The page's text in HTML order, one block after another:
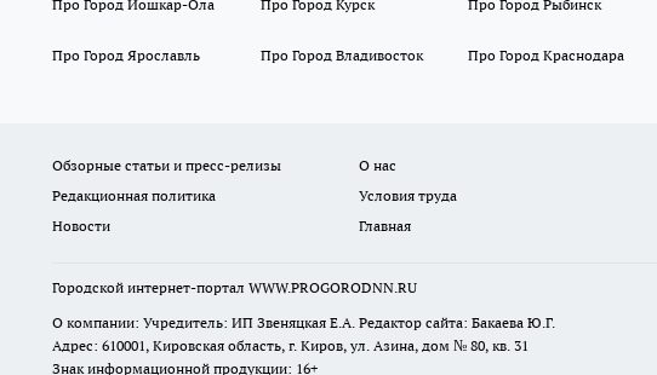
Про Город Йошкар-Ола Про Город Курск Про Город Рыбинск
Про Город Ярославль Про Город Владивосток Про Город Краснодара
Обзорные статьи и пресс-релизы О нас
Редакционная политика
Условия труда
Новости
Главная
Городской интернет-портал WWW.PROGORODNN.RU
О компании: Учредитель: ИП Звеняцкая Е.А. Редактор сайта: Бакаева Ю.Г.
Адрес: 610001, Кировская область, г. Киров, ул. Азина, дом № 80, кв. 31
Знак информационной продукции: 16+